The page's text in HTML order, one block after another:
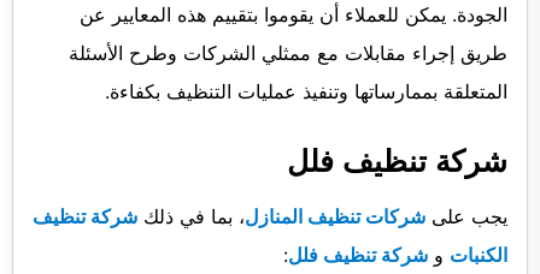
الجودة. يمكن للعملاء أن يقوموا بتقييم هذه المعايير عن
طريق إجراء مقابلات مع ممثلي الشركات وطرح الأسئلة
المتعلقة بممارساتها وتنفيذ عمليات التنظيف بكفاءة.
شركة تنظيف فلل
يجب على شركات تنظيف المنازل، بما في ذلك شركة تنظيف
الكنبات و شركة تنظيف فلل: